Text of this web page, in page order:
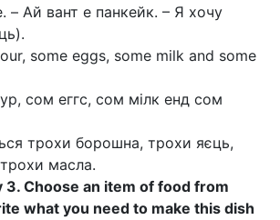
– Ай вант е панкейк. – Я хочу
some eggs, some milk and some
сом еггс, сом мілк енд сом
трохи борошна, трохи яєць,
масла.
3. Choose an item of food from
what you need to make this dish